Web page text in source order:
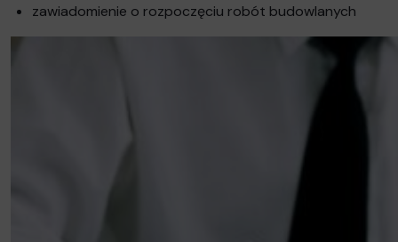
zawiadomienie o rozpoczęciu robót budowlanych